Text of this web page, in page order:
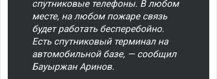
спутниковые телефоны. В любом
месте, на любом пожаре связь
будет работать бесперебойно.
Есть спутниковый терминал на
автомобильной базе, — сообщил
Бауыржан Аринов.